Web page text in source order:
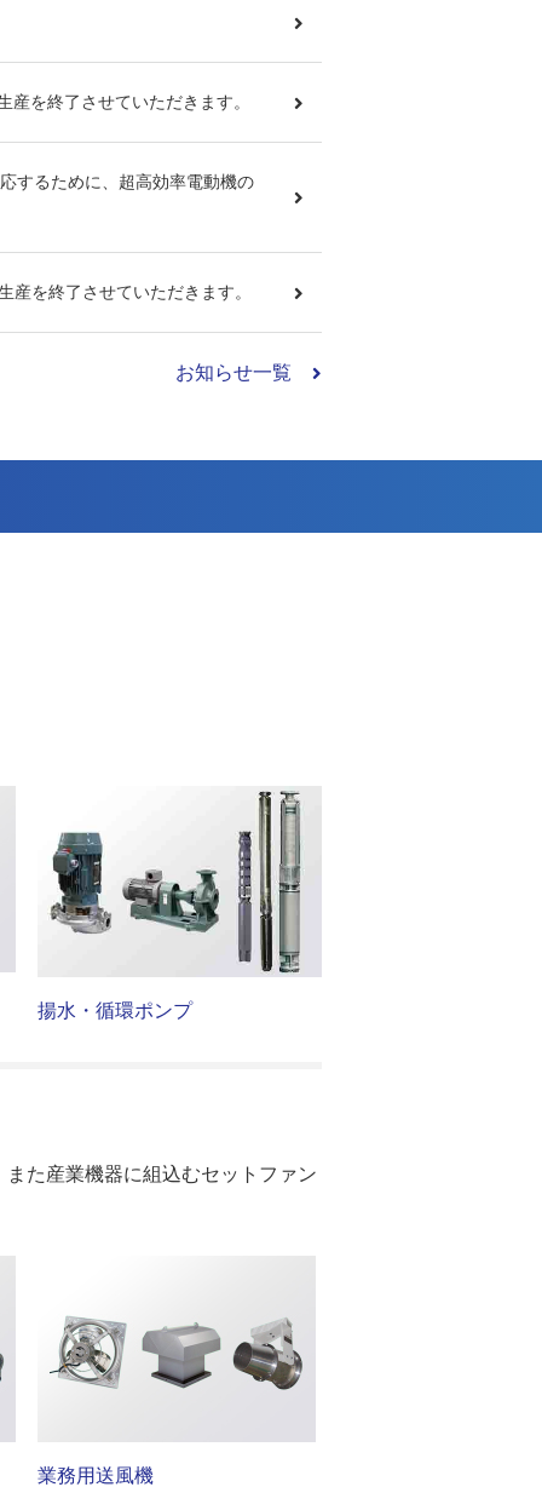
を終了させていただきます。
するために、超高効率電動機の
を終了させていただきます。
お知らせ一覧
揚水・循環ポンプ
た産業機器に組込むセットファン
業務用送風機